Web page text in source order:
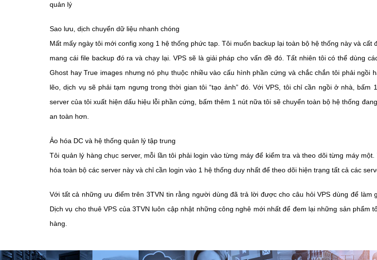
quản lý
Sao lưu, dịch chuyển dữ liệu nhanh chóng
Mất mấy ngày tôi mới config xong 1 hệ thống phức tạp. Tôi muốn backup lại toàn bộ hệ thống này và cất
mang cái file backup đó ra và chạy lại. VPS sẽ là giải pháp cho vấn đề đó. Tất nhiên tôi có thể dùng
Ghost hay True images nhưng nó phụ thuộc nhiều vào cấu hình phần cứng và chắc chắn tôi phải ngồi
lẽo, dịch vụ sẽ phải tạm ngưng trong thời gian tôi “tạo ảnh” đó. Với VPS, tôi chỉ cần ngồi ở nhà, bấm
server của tôi xuất hiện dấu hiệu lỗi phần cứng, bấm thêm 1 nút nữa tôi sẽ chuyển toàn bộ hệ thống
an toàn hơn.
Ảo hóa DC và hệ thống quản lý tập trung
Tôi quản lý hàng chục server, mỗi lần tôi phải login vào từng máy để kiểm tra và theo dõi từng máy
hóa toàn bộ các server này và chỉ cần login vào 1 hệ thống duy nhất để theo dõi hiện trạng tất cả các
Với tất cả những ưu điểm trên 3TVN tin rằng người dùng đã trả lời được cho câu hỏi VPS dùng để làm
Dịch vụ cho thuê VPS của 3TVN luôn cập nhật những công nghê mới nhất để đem lại những sản phẩm
hàng.